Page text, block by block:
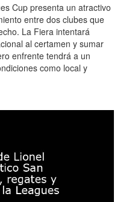
Cup presenta un atractivo
entre dos clubes que
La Fiera intentará
al certamen y sumar
enfrente tendrá a un
como local y